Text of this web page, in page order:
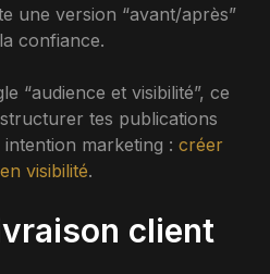
une version “avant/après”
confiance.
“audience et visibilité”, ce
tes publications
marketing : créer
visibilité.
client